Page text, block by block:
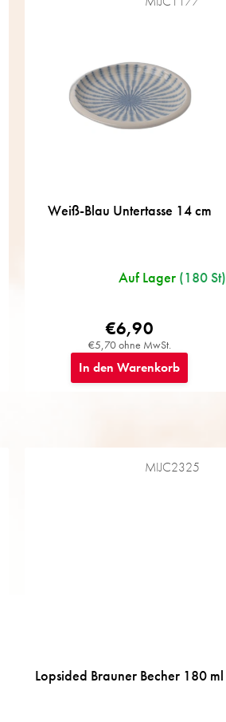
Weiß-Blau Untertasse 14 cm
Auf Lager (180 St)
€5,70 ohne MwSt.
€6,90
In den Warenkorb
Lopsided Brauner Becher 180 ml
MIJC2325